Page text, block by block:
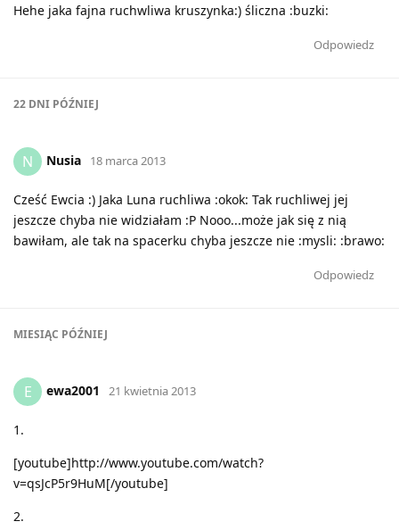
Hehe jaka fajna ruchwliwa kruszynka:) śliczna :buzki:
Odpowiedz
22 DNI PÓŹNIEJ
N Nusia 18 marca 2013
Cześć Ewcia :) Jaka Luna ruchliwa :okok: Tak ruchliwej jej
jeszcze chyba nie widziałam :P Nooo...może jak się z nią
bawiłam, ale tak na spacerku chyba jeszcze nie :mysli: :brawo:
Odpowiedz
MIESIĄC PÓŹNIEJ
E ewa2001 21 kwietnia 2013
1.
[youtube]http://www.youtube.com/watch?
v=qsJcP5r9HuM[/youtube]
2.